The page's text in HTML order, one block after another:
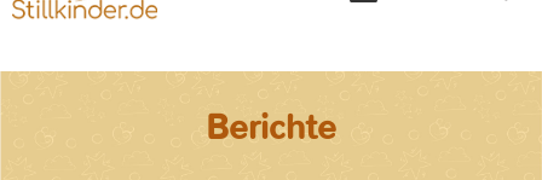
Berichte